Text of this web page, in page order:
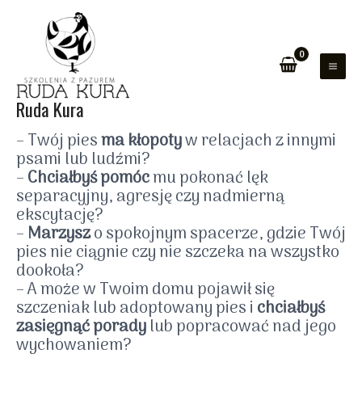
Ruda Kura
– Twój piesma kłopotyw relacjach z innymi
psami lub ludźmi?
–Chciałbyś pomócmu pokonać lęk
separacyjny, agresję czy nadmierną
ekscytację?
– Marzyszo spokojnym spacerze, gdzie Twój
pies nie ciągnie czy nie szczeka na wszystko
dookoła?
– A może w Twoim domu pojawił się
szczeniak lub adoptowany pies i chciałbyś
zasięgnąć poradylub popracować nad jego
wychowaniem?